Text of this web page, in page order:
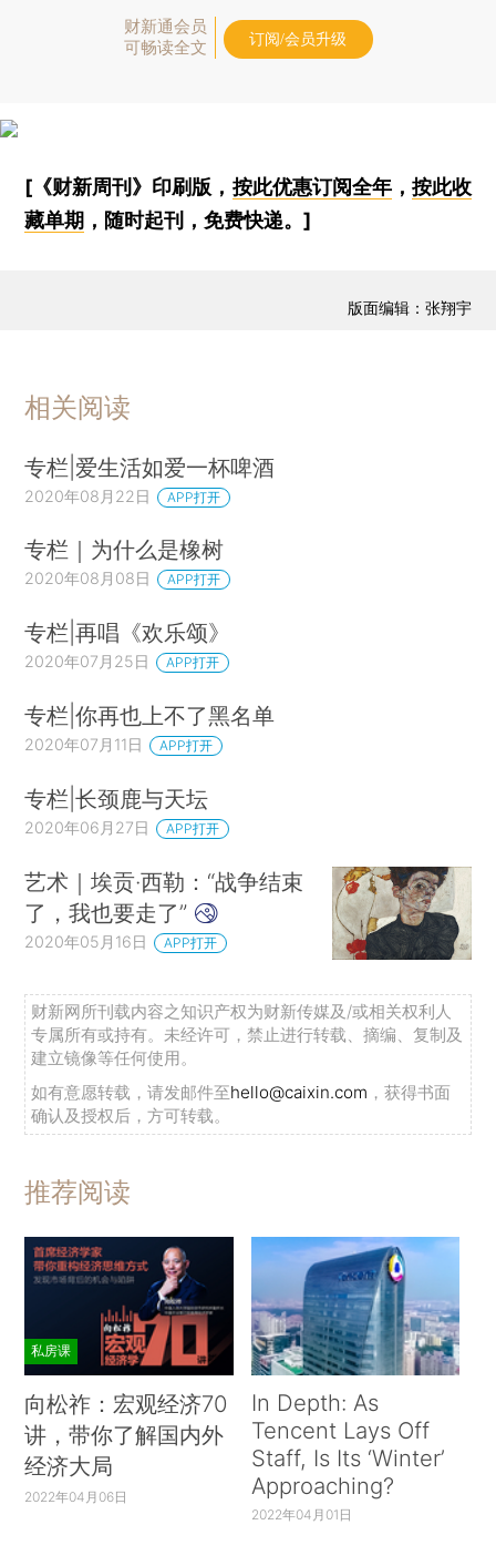
财新通会员
可畅读全文
订阅/会员升级
[《财新周刊》印刷版， 按此优惠订阅全年， 按此收
藏单期 ，随时起刊，免费快递。]
版面编辑：张翔宇
相关阅读
专栏|爱生活如爱一杯啤酒
2020年08月22日 APP打开
专栏｜为什么是橡树
2020年08月08日 APP打开
专栏|再唱《欢乐颂》
2020年07月25日 APP打开
专栏|你再也上不了黑名单
2020年07月11日 APP打开
专栏|长颈鹿与天坛
2020年06月27日 APP打开
艺术｜埃贡·西勒：“战争结束
了，我也要走了”
2020年05月16日 APP打开
财新网所刊载内容之知识产权为财新传媒及/或相关权利人
专属所有或持有。未经许可，禁止进行转载、摘编、复制及
建立镜像等任何使用。
如有意愿转载，请发邮件至hello@caixin.com ，获得书面
确认及授权后，方可转载。
推荐阅读
私房课
向松祚：宏观经济70
讲，带你了解国内外
经济大局
2022年04月06日
In Depth: As
Tencent Lays Off
Staff, Is Its ‘Winter’
Approaching?
2022年04月01日